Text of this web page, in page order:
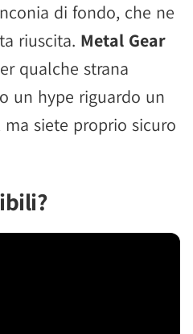
di fondo, che ne
riuscita. Metal Gear
qualche strana
un hype riguardo un
siete proprio sicuro